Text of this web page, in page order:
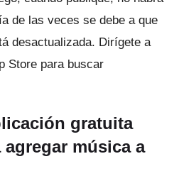
de las veces se debe a que
desactualizada. Dirígete a
Store para buscar
gratuita
música a